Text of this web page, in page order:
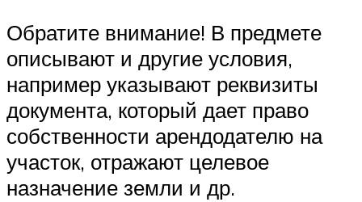
Обратите внимание! В предмете
описывают и другие условия,
например указывают реквизиты
документа, который дает право
собственности арендодателю на
участок, отражают целевое
назначение земли и др.